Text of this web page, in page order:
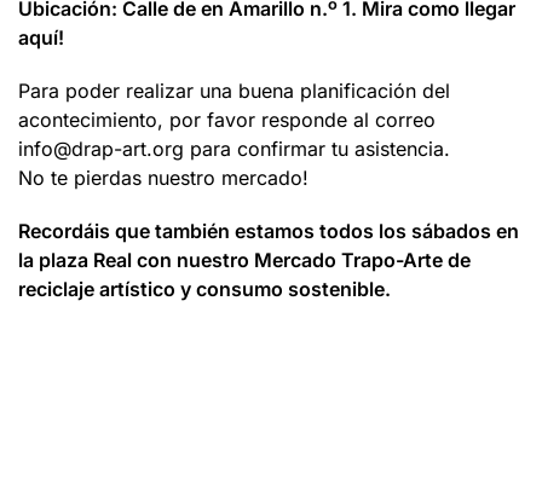
Ubicación: Calle de en Amarillo n.º 1. Mira como llegar
aquí!
Para poder realizar una buena planificación del
acontecimiento, por favor responde al correo
info@drap-art.org para confirmar tu asistencia.
No te pierdas nuestro mercado!
Recordáis que también estamos todos los sábados en
la plaza Real con nuestro Mercado Trapo-Arte de
reciclaje artístico y consumo sostenible.